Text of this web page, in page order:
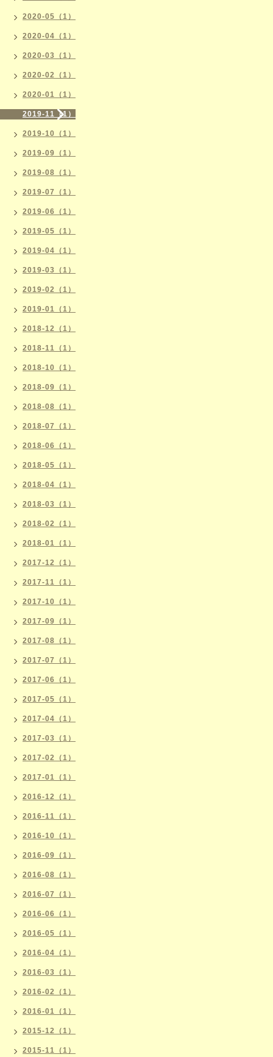
2020-05（1）
2020-04（1）
2020-03（1）
2020-02（1）
2020-01（1）
2019-11（1）
2019-10（1）
2019-09（1）
2019-08（1）
2019-07（1）
2019-06（1）
2019-05（1）
2019-04（1）
2019-03（1）
2019-02（1）
2019-01（1）
2018-12（1）
2018-11（1）
2018-10（1）
2018-09（1）
2018-08（1）
2018-07（1）
2018-06（1）
2018-05（1）
2018-04（1）
2018-03（1）
2018-02（1）
2018-01（1）
2017-12（1）
2017-11（1）
2017-10（1）
2017-09（1）
2017-08（1）
2017-07（1）
2017-06（1）
2017-05（1）
2017-04（1）
2017-03（1）
2017-02（1）
2017-01（1）
2016-12（1）
2016-11（1）
2016-10（1）
2016-09（1）
2016-08（1）
2016-07（1）
2016-06（1）
2016-05（1）
2016-04（1）
2016-03（1）
2016-02（1）
2016-01（1）
2015-12（1）
2015-11（1）